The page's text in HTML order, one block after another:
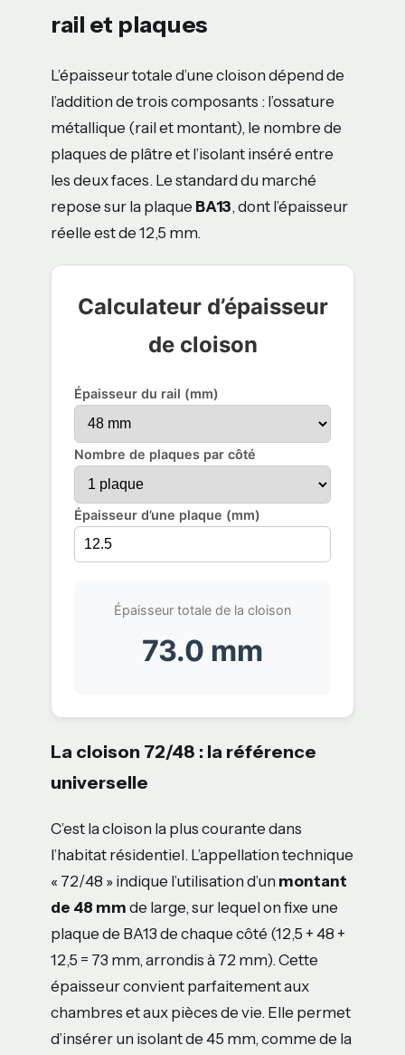
rail et plaques
L’épaisseur totale d’une cloison dépend de
l’addition de trois composants : l’ossature
métallique (rail et montant), le nombre de
plaques de plâtre et l’isolant inséré entre
les deux faces. Le standard du marché
repose sur la plaque BA13, dont l’épaisseur
réelle est de 12,5 mm.
Calculateur d’épaisseur
de cloison
Épaisseur du rail (mm)
Nombre de plaques par côté
Épaisseur d’une plaque (mm)
Épaisseur totale de la cloison
73.0 mm
La cloison 72/48 : la référence
universelle
C’est la cloison la plus courante dans
l’habitat résidentiel. L’appellation technique
« 72/48 » indique l’utilisation d’un montant
de 48 mm de large, sur lequel on fixe une
plaque de BA13 de chaque côté (12,5 + 48 +
12,5 = 73 mm, arrondis à 72 mm). Cette
épaisseur convient parfaitement aux
chambres et aux pièces de vie. Elle permet
d’insérer un isolant de 45 mm, comme de la